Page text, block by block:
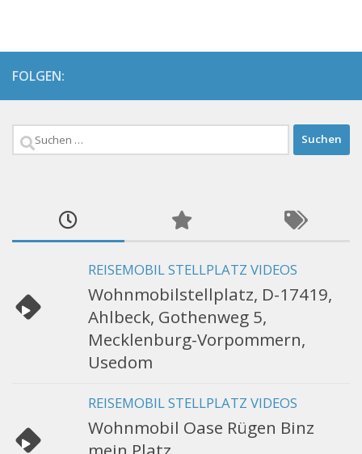
FOLGEN:
Suchen
REISEMOBIL STELLPLATZ VIDEOS
Wohnmobilstellplatz, D-17419,
Ahlbeck, Gothenweg 5,
Mecklenburg-Vorpommern,
Usedom
REISEMOBIL STELLPLATZ VIDEOS
Wohnmobil Oase Rügen Binz